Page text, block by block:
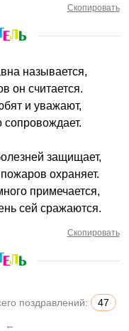
Скопировать
называется,
он считается.
и уважают,
защищает,
охраняет.
примечается,
сей сражаются.
Скопировать
поздравлений: 47
←